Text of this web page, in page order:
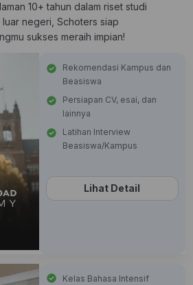
10+ tahun dalam riset studi
luar negeri, Schoters siap
sukses meraih impian!
Rekomendasi Kampus dan
Beasiswa
Persiapan CV, esai, dan
lainnya
Latihan Interview
Beasiswa/Kampus
Lihat Detail
Kelas Bahasa Intensif